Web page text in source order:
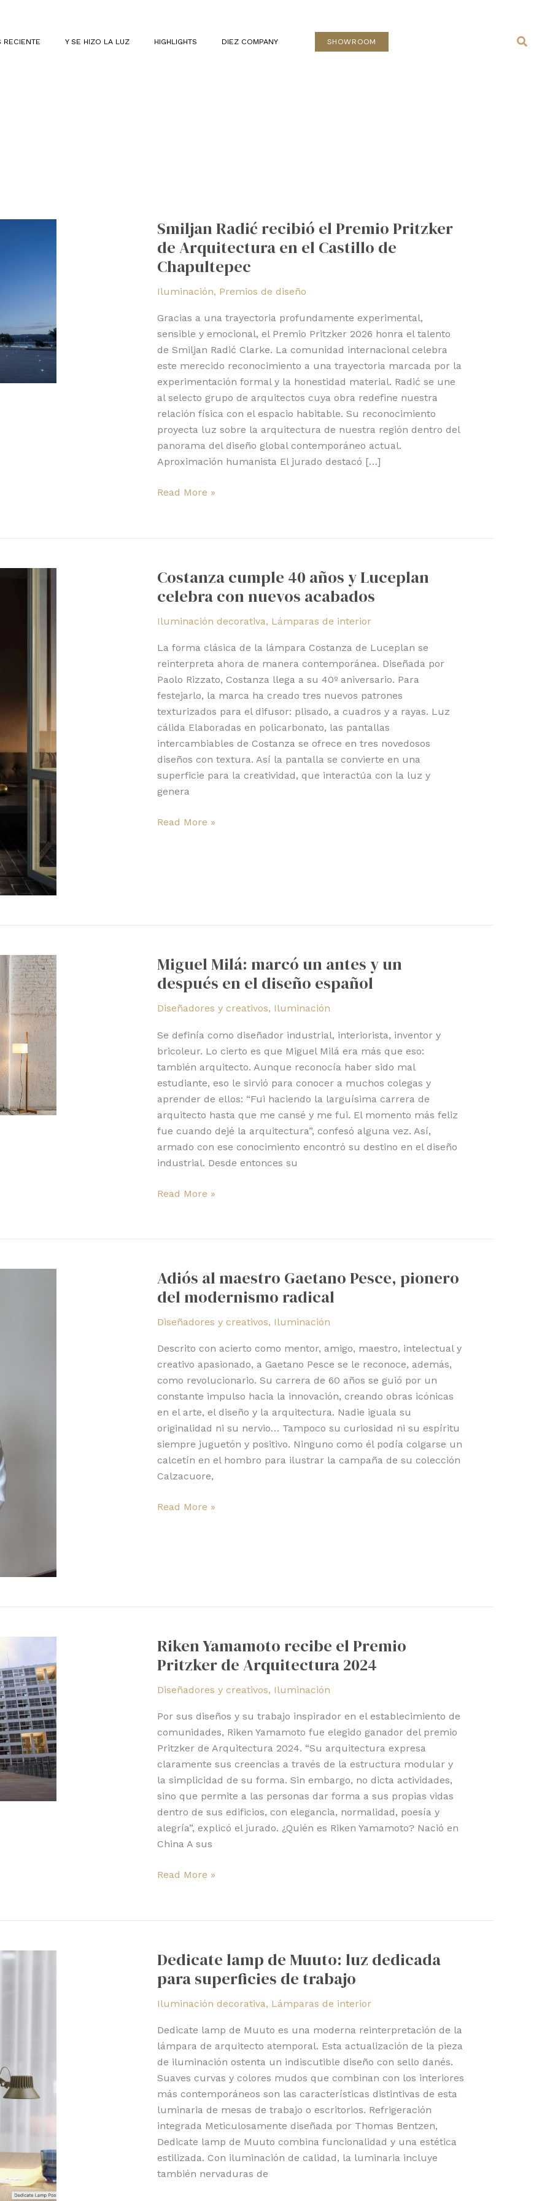
RECIENTE Y SE HIZO LA LUZ HIGHLIGHTS DIEZ COMPANY SHOWROOM
Smiljan Radić recibió el Premio Pritzker
de Arquitectura en el Castillo de
Chapultepec
Iluminación, Premios de diseño
Gracias a una trayectoria profundamente experimental,
sensible y emocional, el Premio Pritzker 2026 honra el talento
de Smiljan Radić Clarke. La comunidad internacional celebra
este merecido reconocimiento a una trayectoria marcada por la
experimentación formal y la honestidad material. Radić se une
al selecto grupo de arquitectos cuya obra redefine nuestra
relación física con el espacio habitable. Su reconocimiento
proyecta luz sobre la arquitectura de nuestra región dentro del
panorama del diseño global contemporáneo actual.
Aproximación humanista El jurado destacó […]
recibió
el
Premio
Pritzker
de
en
el
Castillo
de
Chapultepec
Read More »
Costanza cumple 40 años y Luceplan
celebra con nuevos acabados
Iluminación decorativa, Lámparas de interior
La forma clásica de la lámpara Costanza de Luceplan se
reinterpreta ahora de manera contemporánea. Diseñada por
Paolo Rizzato, Costanza llega a su 40º aniversario. Para
festejarlo, la marca ha creado tres nuevos patrones
texturizados para el difusor: plisado, a cuadros y a rayas. Luz
cálida Elaboradas en policarbonato, las pantallas
intercambiables de Costanza se ofrece en tres novedosos
diseños con textura. Así la pantalla se convierte en una
superficie para la creatividad, que interactúa con la luz y
genera
40
años
Luceplan
celebra
con
nuevos
acabados
Read More »
Miguel Milá: marcó un antes y un
después en el diseño español
Diseñadores y creativos, Iluminación
Se definía como diseñador industrial, interiorista, inventor y
bricoleur. Lo cierto es que Miguel Milá era más que eso:
también arquitecto. Aunque reconocía haber sido mal
estudiante, eso le sirvió para conocer a muchos colegas y
aprender de ellos: “Fui haciendo la larguísima carrera de
arquitecto hasta que me cansé y me fui. El momento más feliz
fue cuando dejé la arquitectura”, confesó alguna vez. Así,
armado con ese conocimiento encontró su destino en el diseño
industrial. Desde entonces su
marcó
un
y
Read More »
Adiós al maestro Gaetano Pesce, pionero
del modernismo radical
Diseñadores y creativos, Iluminación
Descrito con acierto como mentor, amigo, maestro, intelectual y
creativo apasionado, a Gaetano Pesce se le reconoce, además,
como revolucionario. Su carrera de 60 años se guió por un
constante impulso hacia la innovación, creando obras icónicas
en el arte, el diseño y la arquitectura. Nadie iguala su
originalidad ni su nervio… Tampoco su curiosidad ni su espíritu
siempre juguetón y positivo. Ninguno como él podía colgarse un
calcetín en el hombro para ilustrar la campaña de su colección
Calzacuore,
maestro
Gaetano
pionero
modernismo
Read More »
Riken Yamamoto recibe el Premio
Pritzker de Arquitectura 2024
Diseñadores y creativos, Iluminación
Por sus diseños y su trabajo inspirador en el establecimiento de
comunidades, Riken Yamamoto fue elegido ganador del premio
Pritzker de Arquitectura 2024. “Su arquitectura expresa
claramente sus creencias a través de la estructura modular y
la simplicidad de su forma. Sin embargo, no dicta actividades,
sino que permite a las personas dar forma a sus propias vidas
dentro de sus edificios, con elegancia, normalidad, poesía y
alegría”, explicó el jurado. ¿Quién es Riken Yamamoto? Nació en
China A sus
recibe
el
Pritzker
Read More »
Dedicate lamp de Muuto: luz dedicada
para superficies de trabajo
Iluminación decorativa, Lámparas de interior
Dedicate lamp de Muuto es una moderna reinterpretación de la
lámpara de arquitecto atemporal. Esta actualización de la pieza
de iluminación ostenta un indiscutible diseño con sello danés.
Suaves curvas y colores mudos que combinan con los interiores
más contemporáneos son las características distintivas de esta
luminaria de mesas de trabajo o escritorios. Refrigeración
integrada Meticulosamente diseñada por Thomas Bentzen,
Dedicate lamp de Muuto combina funcionalidad y una estética
estilizada. Con iluminación de calidad, la luminaria incluye
también nervaduras de
de
Muuto:
luz
dedicada
superficies